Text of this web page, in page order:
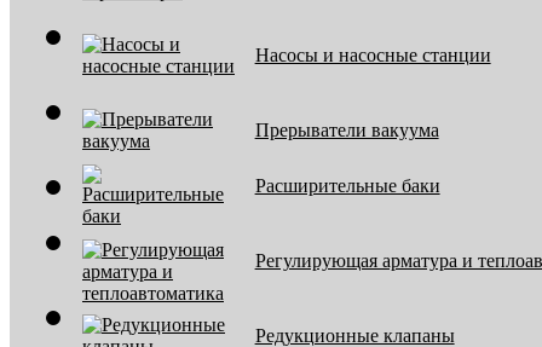
Насосы и насосные станции
Прерыватели вакуума
Расширительные баки
Регулирующая арматура и
Редукционные клапаны